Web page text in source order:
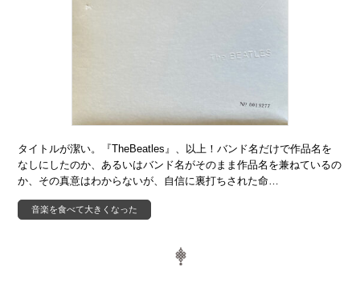
タイトルが潔い。『TheBeatles』、以上！バンド名だけで作品名を
なしにしたのか、あるいはバンド名がそのまま作品名を兼ねているの
か、その真意はわからないが、自信に裏打ちされた命…
音楽を食べて大きくなった